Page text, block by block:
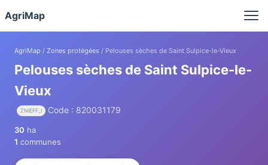
AgriMap
AgriMap / Zones protégées / Pelouses sèches de Saint Sulpice-le-Vieux
Pelouses sèches de Saint Sulpice-le-
Vieux
ZNIEFF_I Code : 820031179
30 ha
1 communes